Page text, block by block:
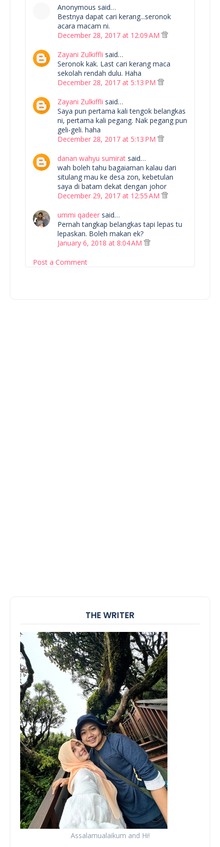
Anonymous said…
Bestnya dapat cari kerang...seronok
acara macam ni.
December 28, 2017 at 12:09 AM
Zayani Zulkiffli said…
Seronok kak. Last cari kerang maca
sekolah rendah dulu. Haha
December 28, 2017 at 5:13 PM
Zayani Zulkiffli said…
Saya pun pertama kali tengok belangkas
ni, pertama kali pegang. Nak pegang pun
geli-geli. haha
December 28, 2017 at 5:13 PM
danan wahyu sumirat said…
wah boleh tahu bagaiaman kalau dari
situlang mau ke desa zon, kebetulan
saya di batam dekat dengan johor
December 29, 2017 at 12:55 AM
ummi qadeer said…
Pernah tangkap belangkas tapi lepas tu
lepaskan. Boleh makan ek?
January 6, 2018 at 8:04 AM
Post a Comment
THE WRITER
Assalamualaikum and Hi!